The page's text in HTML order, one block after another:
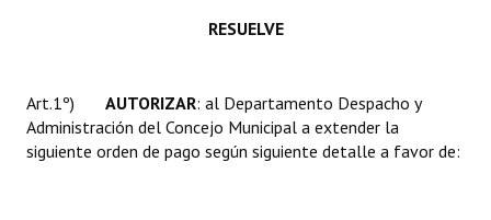
Periodistas Decanos - Registro
Ciudadano Ilustre - Registro
RESUELVE
Art.1º) AUTORIZAR: al Departamento Despacho y
Administración del Concejo Municipal a extender la
siguiente orden de pago según siguiente detalle a favor de: